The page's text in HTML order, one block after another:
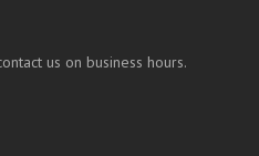
us on business hours.